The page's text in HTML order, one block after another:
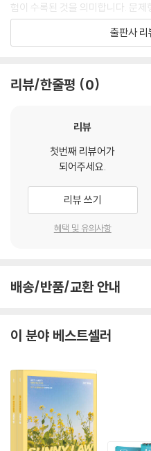
험이 수록된 것을 의미합니다. 문
어렵습니다. 하지만 올해 시험에서
못보던 판시사항 등은 다른 민법시
1. 법원서기보시험, 법원행시, 법
수록하여 법원직시험에서는 전혀
험에서 미리 출제되었던 것을 느
2. 2022년 법원서기보시험, 2022
022년 법무사시험 등 최신기출을
3. 2022년 10월 현재 전원합의체
5. 최근 제·개정된 법령을 해설 수록
1. 민법 기본서를 공부하실 때 옆에
2. 기본서를 읽고 다른 문제집을 푸
틀을 이해하시기 바랍니다.
3. 내년도 시험 직전에도 이 기출
다. 수험에서는 항상 나오는 것이
다면 내년도 민법시험에서는 고득
출판사 리
리뷰/한줄평 0
리뷰
첫번째 리뷰어가
되어주세요.
리뷰 쓰기
혜택 및 유의사항
배송/반품/교환 안내
이 분야 베스트셀러